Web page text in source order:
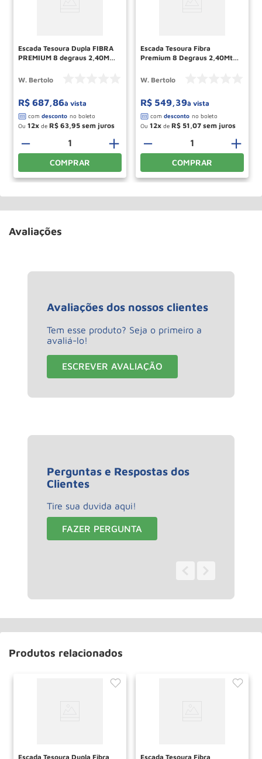
Escada Tesoura Dupla FIBRA
PREMIUM 8 degraus 2,40Mts
W. Bertolo
R$ 687 86à vista
Ou 12 de R$ 63 95
＋
－
COMPRAR
Escada Tesoura Fibra
Premium 8 Degraus 2,40Mts
W. Bertolo
R$ 549 39à vista
Ou 12 de R$ 51 07
＋
－
COMPRAR
Avaliações
Avaliações dos nossos clientes
Tem esse produto? Seja o primeiro a
avaliá-lo!
ESCREVER AVALIAÇÃO
Perguntas e Respostas dos
Clientes
Tire sua duvida aqui!
FAZER PERGUNTA
Produtos relacionados
Escada Tesoura Dupla Fibra
Escada Tesoura Fibra